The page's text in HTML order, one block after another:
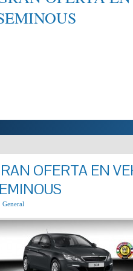
OFERTA EN
General